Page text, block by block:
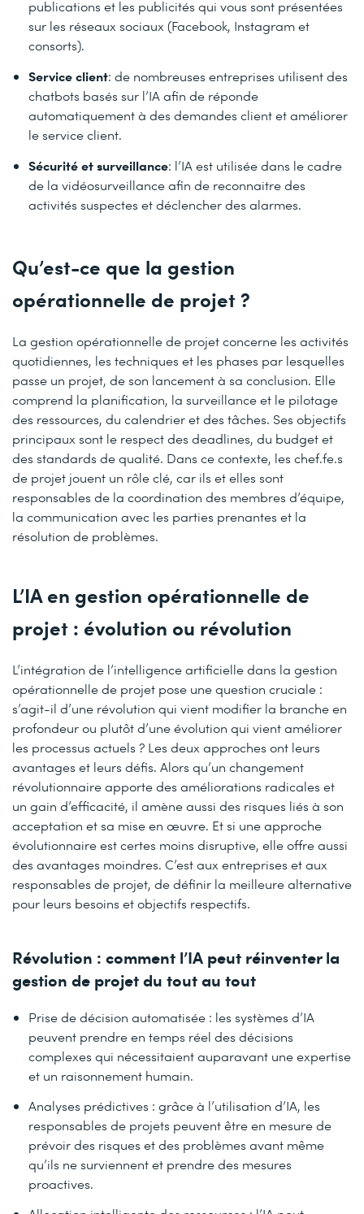
publications et les publicités qui vous sont présentées
sur les réseaux sociaux (Facebook, Instagram et
consorts).
Service client: de nombreuses entreprises utilisent des
chatbots basés sur l’IA afin de réponde
automatiquement à des demandes client et améliorer
le service client.
Sécurité et surveillance: l’IA est utilisée dans le cadre
de la vidéosurveillance afin de reconnaitre des
activités suspectes et déclencher des alarmes.
Qu’est-ce que la gestion
opérationnelle de projet ?
La gestion opérationnelle de projet concerne les activités
quotidiennes, les techniques et les phases par lesquelles
passe un projet, de son lancement à sa conclusion. Elle
comprend la planification, la surveillance et le pilotage
des ressources, du calendrier et des tâches. Ses objectifs
principaux sont le respect des deadlines, du budget et
des standards de qualité. Dans ce contexte, les chef.fe.s
de projet jouent un rôle clé, car ils et elles sont
responsables de la coordination des membres d’équipe,
la communication avec les parties prenantes et la
résolution de problèmes.
L’IA en gestion opérationnelle de
projet : évolution ou révolution
L’intégration de l’intelligence artificielle dans la gestion
opérationnelle de projet pose une question cruciale :
s’agit-il d’une révolution qui vient modifier la branche en
profondeur ou plutôt d’une évolution qui vient améliorer
les processus actuels ? Les deux approches ont leurs
avantages et leurs défis. Alors qu’un changement
révolutionnaire apporte des améliorations radicales et
un gain d’efficacité, il amène aussi des risques liés à son
acceptation et sa mise en œuvre. Et si une approche
évolutionnaire est certes moins disruptive, elle offre aussi
des avantages moindres. C’est aux entreprises et aux
responsables de projet, de définir la meilleure alternative
pour leurs besoins et objectifs respectifs.
Révolution : comment l’IA peut réinventer la
gestion de projet du tout au tout
Prise de décision automatisée : les systèmes d’IA
peuvent prendre en temps réel des décisions
complexes qui nécessitaient auparavant une expertise
et un raisonnement humain.
Analyses prédictives : grâce à l’utilisation d’IA, les
responsables de projets peuvent être en mesure de
prévoir des risques et des problèmes avant même
qu’ils ne surviennent et prendre des mesures
proactives.